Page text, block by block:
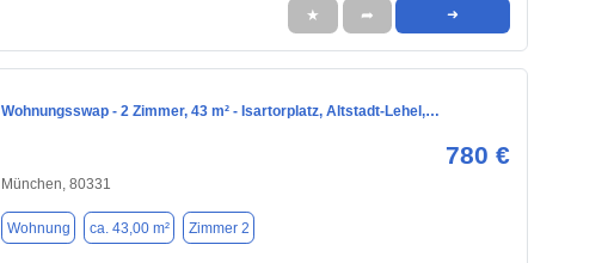
★ ➦ ➜
Wohnungsswap - 2 Zimmer, 43 m² - Isartorplatz, Altstadt-Lehel,…
780 €
München, 80331
Wohnung ca. 43,00 m² Zimmer 2